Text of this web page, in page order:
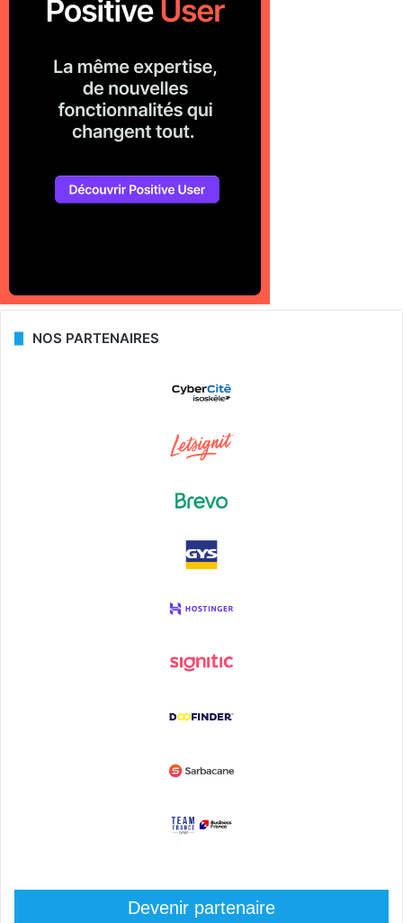
NOS PARTENAIRES
Devenir partenaire